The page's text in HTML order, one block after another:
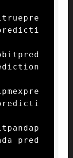
pred